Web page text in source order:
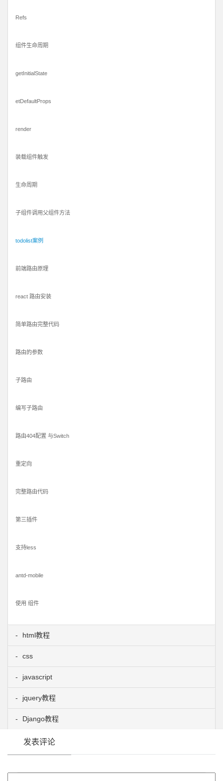
Refs
组件生命周期
getInitialState
etDefaultProps
render
装载组件触发
生命周期
子组件调用父组件方法
todolist案例
前端路由原理
react 路由安装
简单路由完整代码
路由的参数
子路由
编写子路由
路由404配置 与Switch
重定向
完整路由代码
第三插件
支持less
antd-mobile
使用 组件
html教程
css
javascript
jquery教程
Django教程
发表评论